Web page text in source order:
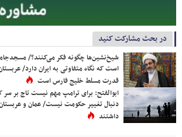
در بحث مشارکت کنید
شیخ‌نشین‌ها چگونه فکر می‌کنند؟/
است که نگاه متفاوتی به ایران دارد/
قدرت مسلط خلیج فارس است
ابوالفتح: برای ترامپ مهم نیست تاج بر سر
دنبال تغییر حکومت نیست/ عمان و
داشتند